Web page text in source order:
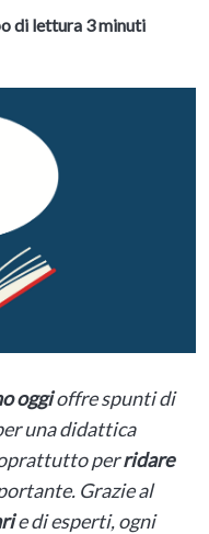
di lettura 3 minuti
oggioffre spunti di
una didattica
perridare
Grazie al
e di esperti, ogni